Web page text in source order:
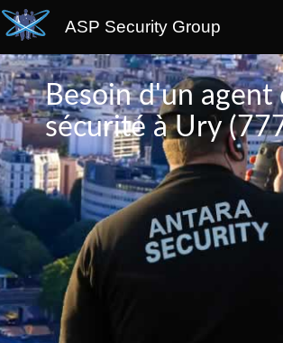
ASP Security Group
Besoin d'un agent
sécurité à Ury